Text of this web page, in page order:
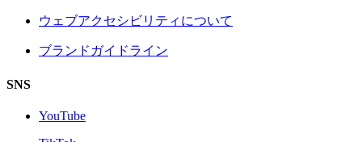
ウェブアクセシビリティについて
ブランドガイドライン
SNS
YouTube